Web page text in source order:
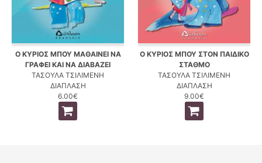
Ο ΚΥΡΙΟΣ ΜΠΟΥ ΜΑΘΑΙΝΕΙ ΝΑ
ΓΡΑΦΕΙ ΚΑΙ ΝΑ ΔΙΑΒΑΖΕΙ
ΤΑΣΟΥΛΑ ΤΣΙΛΙΜΕΝΗ
ΔΙΑΠΛΑΣΗ
6.00€
Ο ΚΥΡΙΟΣ ΜΠΟΥ ΣΤΟΝ ΠΑΙΔΙΚΟ
ΣΤΑΘΜΟ
ΤΑΣΟΥΛΑ ΤΣΙΛΙΜΕΝΗ
ΔΙΑΠΛΑΣΗ
9.00€